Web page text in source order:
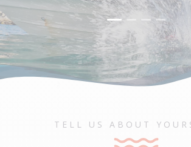
TELL US ABOUT